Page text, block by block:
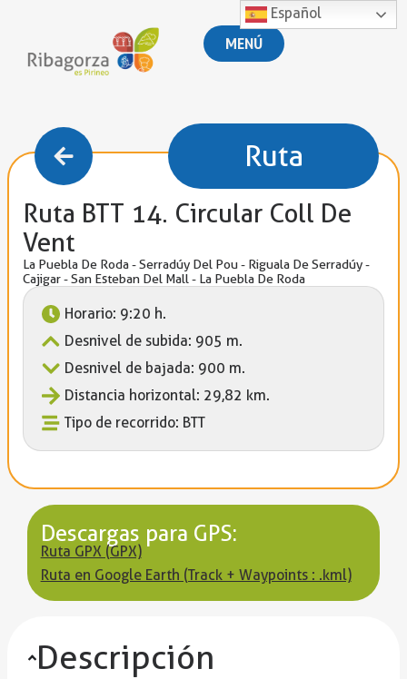
MENÚ
Ruta
Ruta BTT 14. Circular Coll De
Vent
La Puebla De Roda - Serradúy Del Pou - Riguala De Serradúy -
Cajigar - San Esteban Del Mall - La Puebla De Roda
Horario: 9:20 h.
Desnivel de subida: 905 m.
Desnivel de bajada: 900 m.
Distancia horizontal: 29,82 km.
Tipo de recorrido: BTT
Descargas para GPS:
Ruta GPX (GPX)
Ruta en Google Earth (Track + Waypoints : .kml)
Descripción
Español